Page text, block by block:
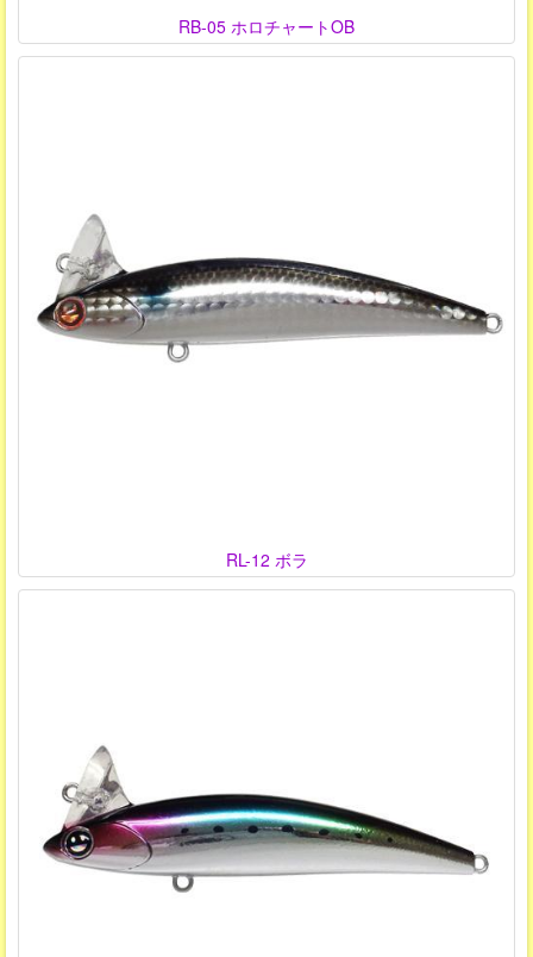
RB-05 ホロチャートOB
RL-12 ボラ